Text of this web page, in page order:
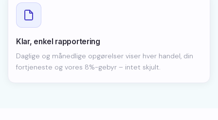
Klar, enkel rapportering
Daglige og månedlige opgørelser viser hver handel, din
fortjeneste og vores 8%-gebyr – intet skjult.